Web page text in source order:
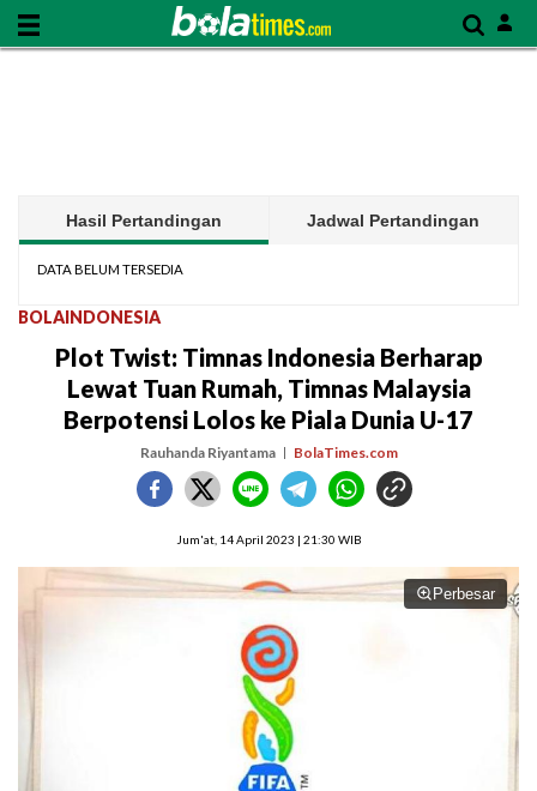
Hasil Pertandingan Jadwal Pertandingan
DATA BELUM TERSEDIA
BOLAINDONESIA
Plot Twist: Timnas Indonesia Berharap
Lewat Tuan Rumah, Timnas Malaysia
Berpotensi Lolos ke Piala Dunia U-17
Rauhanda Riyantama BolaTimes.com
Jum'at, 14 April 2023 | 21:30 WIB
Perbesar